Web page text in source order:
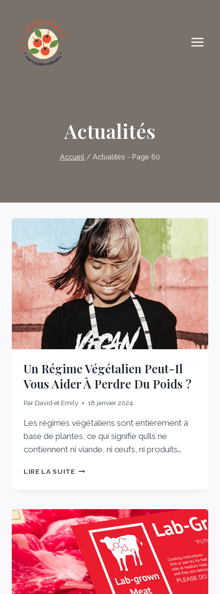
content
Actualités
Accueil / Actualités - Page 60
Un Régime Végétalien Peut-Il
Vous Aider À Perdre Du Poids ?
Par David et Emily 18 janvier 2024
Les régimes végétaliens sont entièrement à
base de plantes, ce qui signifie qu’ils ne
contiennent ni viande, ni œufs, ni produits…
LIRE LA SUITEUN
IL
VOUS
AIDER
À
PERDRE
DU
POIDS
?